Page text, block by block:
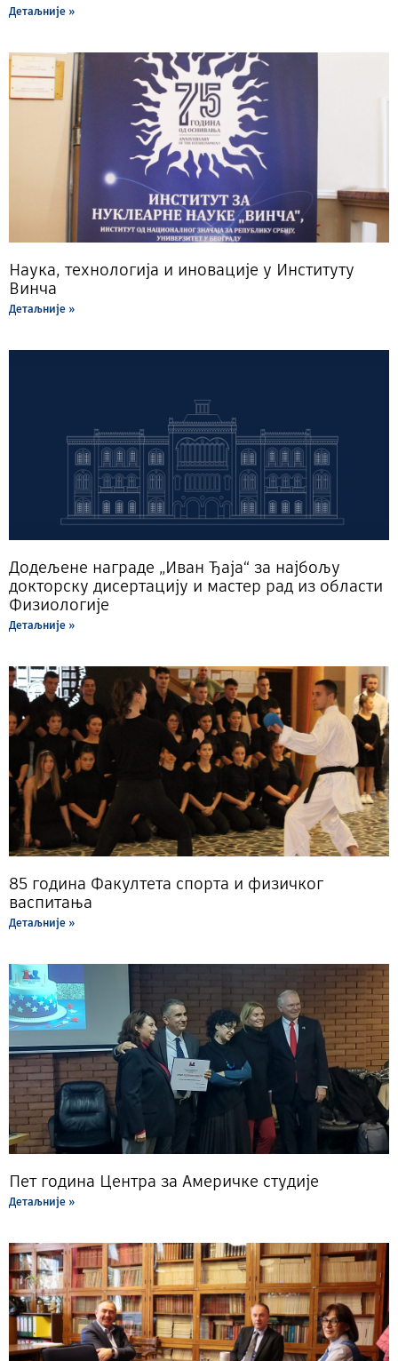
Детаљније »
Наука, технологија и иновације у Институту
Винча
Детаљније »
Додељене награде „Иван Ђаја“ за најбољу
докторску дисертацију и мастер рад из области
Физиологије
Детаљније »
85 година Факултета спорта и физичког
васпитања
Детаљније »
Пет година Центра за Америчке студије
Детаљније »